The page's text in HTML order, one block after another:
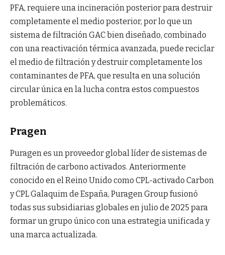
PFA, requiere una incineración posterior para destruir
completamente el medio posterior, por lo que un
sistema de filtración GAC bien diseñado, combinado
con una reactivación térmica avanzada, puede reciclar
el medio de filtración y destruir completamente los
contaminantes de PFA, que resulta en una solución
circular única en la lucha contra estos compuestos
problemáticos.
Pragen
Puragen es un proveedor global líder de sistemas de
filtración de carbono activados. Anteriormente
conocido en el Reino Unido como CPL-activado Carbon
y CPL Galaquim de España, Puragen Group fusionó
todas sus subsidiarias globales en julio de 2025 para
formar un grupo único con una estrategia unificada y
una marca actualizada.